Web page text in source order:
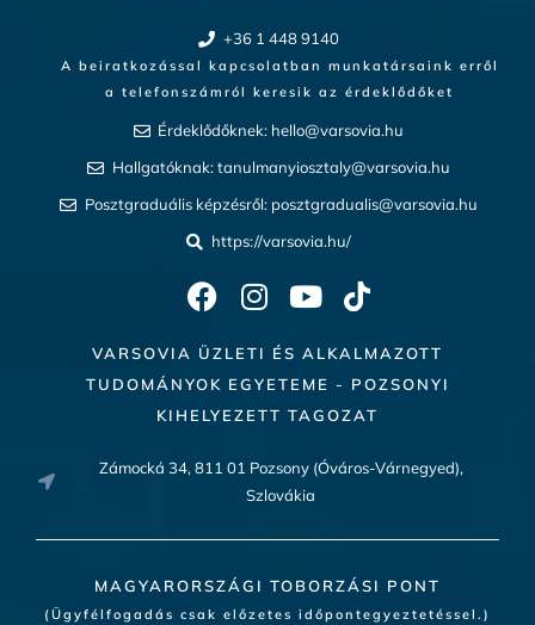
+36 1 448 9140
A beiratkozással kapcsolatban munkatársaink erről
a telefonszámról keresik az érdeklődőket
Érdeklődőknek: hello@varsovia.hu
Hallgatóknak:tanulmanyiosztaly@varsovia.hu
Posztgraduális képzésről: posztgradualis@varsovia.hu
https://varsovia.hu/
VARSOVIA ÜZLETI ÉS ALKALMAZOTT
TUDOMÁNYOK EGYETEME - POZSONYI
KIHELYEZETT TAGOZAT
Zámocká 34, 811 01 Pozsony (Óváros-Várnegyed),
Szlovákia
MAGYARORSZÁGI TOBORZÁSI PONT
(Ügyfélfogadás csak előzetes időpontegyeztetéssel.)